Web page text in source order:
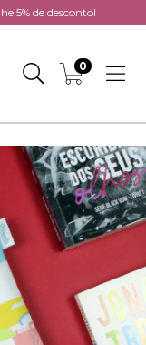
5% de desconto!
0